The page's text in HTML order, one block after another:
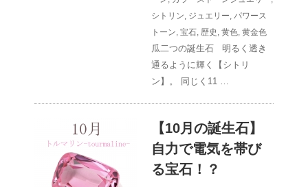
シトリン, ジュエリー, パワース
トーン, 宝石, 歴史 , 黄色, 黄金色
瓜二つの誕生石 明るく透き
通るように輝く【シトリ
ン】。 同じく11 …
【10月の誕生石】
自力で電気を帯び
る宝石！？